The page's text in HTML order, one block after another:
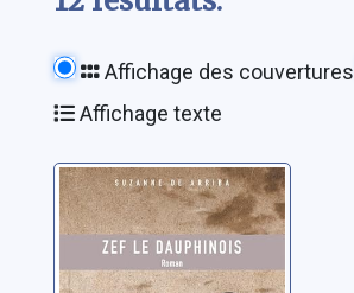
Affichage des couvertures
Affichage texte
Zef le
Dauphinois
Arriba, Suzanne de